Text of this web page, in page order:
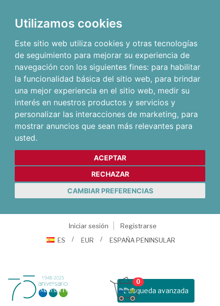
Utilizamos cookies
Este sitio web utiliza cookies y otras tecnologías
de seguimiento para mejorar su experiencia de
navegación con los siguientes fines: para habilitar
la funcionalidad básica del sitio web, para brindar
una mejor experiencia en el sitio web, medir su
interés en nuestros productos y servicios y
personalizar las interacciones de marketing, para
mostrar anuncios que sean más relevantes para
usted.
ACEPTAR
RECHAZAR
CAMBIAR PREFERENCIAS
Iniciar sesión
Registrarse
ES
EUR ESPAÑA PENINSULAR
Busqueda avanzada
0